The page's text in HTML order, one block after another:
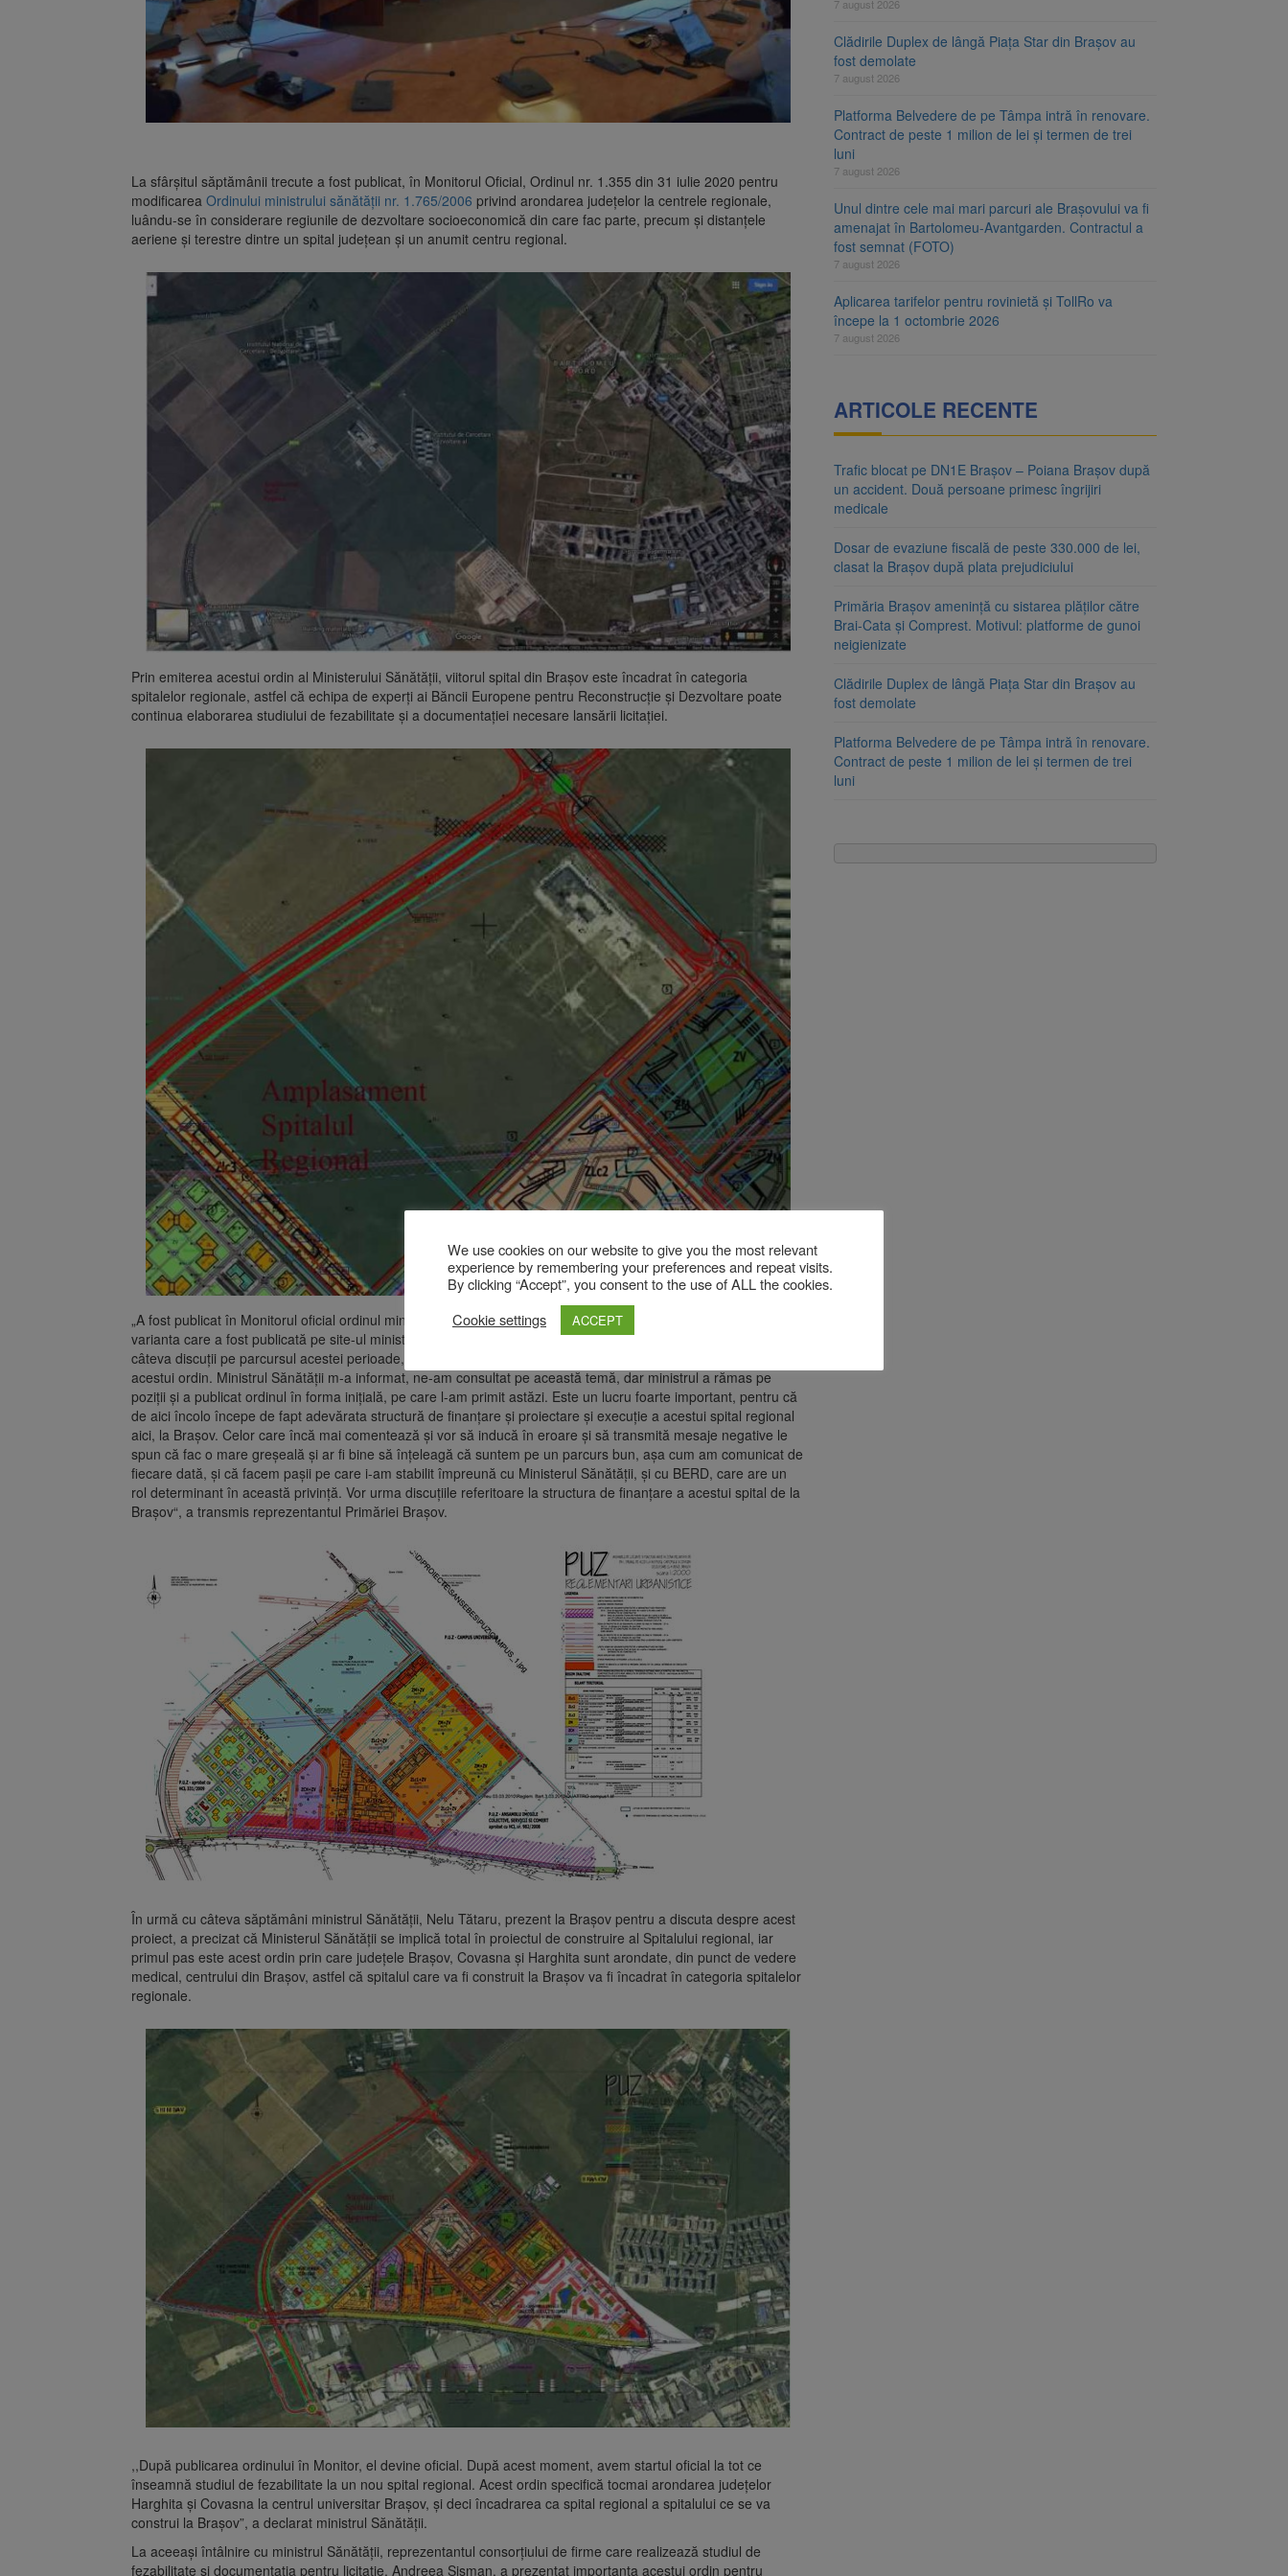
La sfârșitul săptămânii trecute a fost publicat, în Monitorul Oficial, Ordinul nr. 1.355 din 31 iulie 2020 pentru
modificarea Ordinului ministrului sănătății nr. 1.765/2006 privind arondarea județelor la centrele regionale,
luându-se în considerare regiunile de dezvoltare socioeconomică din care fac parte, precum și distanțele
aeriene și terestre dintre un spital județean și un anumit centru regional.
Prin emiterea acestui ordin al Ministerului Sănătății, viitorul spital din Brașov este încadrat în categoria
spitalelor regionale, astfel că echipa de experți ai Băncii Europene pentru Reconstrucție și Dezvoltare poate
continua elaborarea studiului de fezabilitate și a documentației necesare lansării licitației.
„A fost publicat în Monitorul oficial ordinul ministrului sănătății referitor la Spitalul Regional Brașov. A rămas
varianta care a fost publicată pe site-ul ministerului în cadrul procedurii de transparență decizională. Au fost
câteva discuții pe parcursul acestei perioade, în care s-a încercat să se modifice sau să se revină asupra
acestui ordin. Ministrul Sănătății m-a informat, ne-am consultat pe această temă, dar ministrul a rămas pe
poziții și a publicat ordinul în forma inițială, pe care l-am primit astăzi. Este un lucru foarte important, pentru că
de aici încolo începe de fapt adevărata structură de finanțare și proiectare și execuție a acestui spital regional
aici, la Brașov. Celor care încă mai comentează și vor să inducă în eroare și să transmită mesaje negative le
spun că fac o mare greșeală și ar fi bine să înțeleagă că suntem pe un parcurs bun, așa cum am comunicat de
fiecare dată, și că facem pașii pe care i-am stabilit împreună cu Ministerul Sănătății, și cu BERD, care are un
rol determinant în această privință. Vor urma discuțiile referitoare la structura de finanțare a acestui spital de la
Brașov“, a transmis reprezentantul Primăriei Brașov.
În urmă cu câteva săptămâni ministrul Sănătății, Nelu Tătaru, prezent la Brașov pentru a discuta despre acest
proiect, a precizat că Ministerul Sănătății se implică total în proiectul de construire al Spitalului regional, iar
primul pas este acest ordin prin care județele Brașov, Covasna și Harghita sunt arondate, din punct de vedere
medical, centrului din Brașov, astfel că spitalul care va fi construit la Brașov va fi încadrat în categoria spitalelor
regionale.
,,După publicarea ordinului în Monitor, el devine oficial. După acest moment, avem startul oficial la tot ce
înseamnă studiul de fezabilitate la un nou spital regional. Acest ordin specifică tocmai arondarea județelor
Harghita și Covasna la centrul universitar Brașov, și deci încadrarea ca spital regional a spitalului ce se va
construi la Brașov”, a declarat ministrul Sănătății.
La aceeași întâlnire cu ministrul Sănătății, reprezentantul consorțiului de firme care realizează studiul de
fezabilitate și documentația pentru licitație, Andreea Șișman, a prezentat importanța acestui ordin pentru
7 august 2026
Clădirile Duplex de lângă Piața Star din Brașov au
fost demolate
7 august 2026
Platforma Belvedere de pe Tâmpa intră în renovare.
Contract de peste 1 milion de lei și termen de trei
luni
7 august 2026
Unul dintre cele mai mari parcuri ale Brașovului va fi
amenajat în Bartolomeu-Avantgarden. Contractul a
fost semnat (FOTO)
7 august 2026
Aplicarea tarifelor pentru rovinietă și TollRo va
începe la 1 octombrie 2026
7 august 2026
ARTICOLE RECENTE
Trafic blocat pe DN1E Brașov – Poiana Brașov după
un accident. Două persoane primesc îngrijiri
medicale
Dosar de evaziune fiscală de peste 330.000 de lei,
clasat la Brașov după plata prejudiciului
Primăria Brașov amenință cu sistarea plăților către
Brai-Cata și Comprest. Motivul: platforme de gunoi
neigienizate
Clădirile Duplex de lângă Piața Star din Brașov au
fost demolate
Platforma Belvedere de pe Tâmpa intră în renovare.
Contract de peste 1 milion de lei și termen de trei
luni
We use cookies on our website to give you the most relevant
experience by remembering your preferences and repeat visits.
By clicking “Accept”, you consent to the use of ALL the cookies.
Cookie settings
ACCEPT